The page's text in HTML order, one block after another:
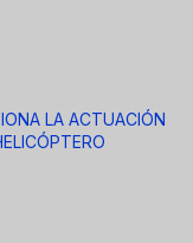
LA ACTUACIÓN